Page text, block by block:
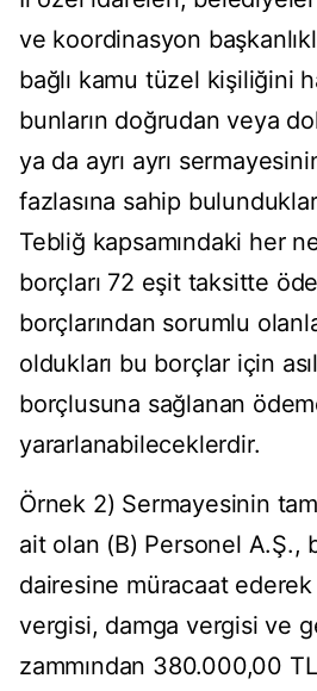
ve koordinasyon
bağlı kamu tüzel kişiliğini
bunların doğrudan veya
ya da ayrı ayrı
fazlasına sahip
Tebliğ kapsamındaki her
borçları 72 eşit taksitte
borçlarından sorumlu
oldukları bu borçlar için
borçlusuna sağlanan
yararlanabileceklerdir.
Örnek 2) Sermayesinin
ait olan (B) Personel A.Ş.,
dairesine müracaat
vergisi, damga vergisi ve
zammından 380.000,00